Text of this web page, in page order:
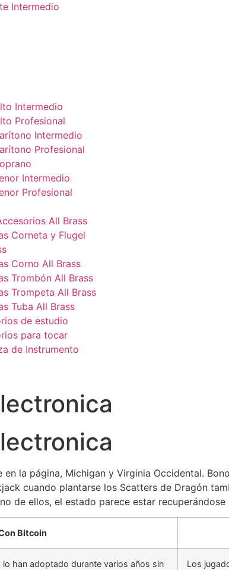
Intermedio
Intermedio
Profesional
Intermedio
Profesional
Intermedio
Profesional
All Brass
Corneta y Flugel
Corno All Brass
Trombón All Brass
Trompeta All Brass
Tuba All Brass
de estudio
para tocar
de Instrumento
la página, Michigan y Virginia Occidental.
cuando plantarse los Scatters de Dragón
de ellos, el estado parece estar recuperándose
Bitcoin
han adoptado durante varios años sin
Los